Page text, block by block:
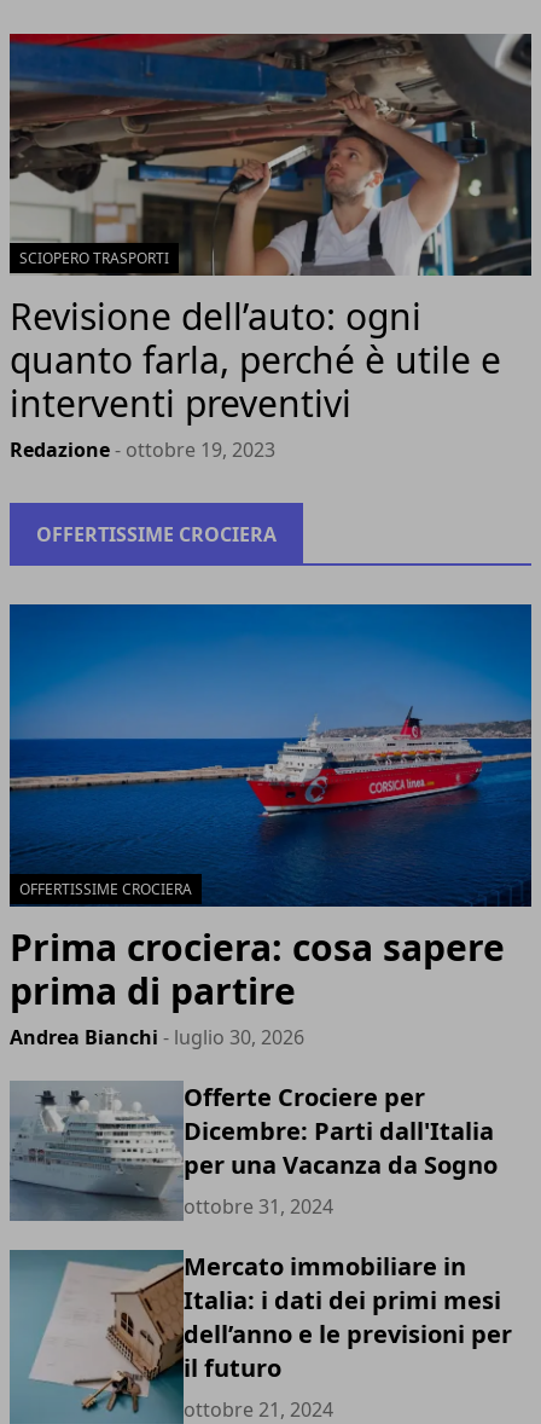
SCIOPERO TRASPORTI
Revisione dell’auto: ogni
quanto farla, perché è utile e
interventi preventivi
Redazione- ottobre 19, 2023
OFFERTISSIME CROCIERA
OFFERTISSIME CROCIERA
Prima crociera: cosa sapere
prima di partire
Andrea Bianchi - luglio 30, 2026
Offerte Crociere per
Dicembre: Parti dall'Italia
per una Vacanza da Sogno
ottobre 31, 2024
Mercato immobiliare in
Italia: i dati dei primi mesi
dell’anno e le previsioni per
il futuro
ottobre 21, 2024